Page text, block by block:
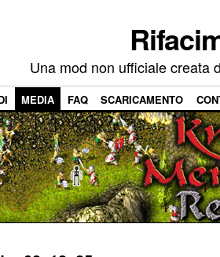
Una mod non ufficiale creata
MEDIA FAQ SCARICAMENTO